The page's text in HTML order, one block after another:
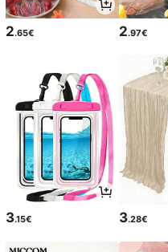
2.65€ 2.97€
3.15€ 3.28€